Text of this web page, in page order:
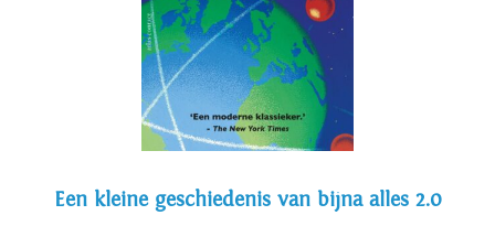
Een kleine geschiedenis van bijna alles 2.0